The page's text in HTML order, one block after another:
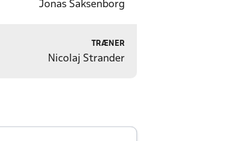
Jonas Saksenborg
TRÆNER
Nicolaj Strander